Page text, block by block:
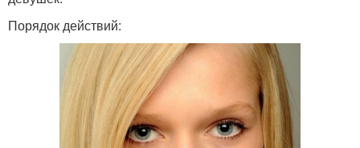
Порядок действий: